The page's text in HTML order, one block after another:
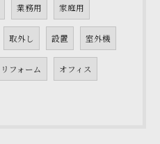
業務用 家庭用
取外し 設置 室外機
リフォーム オフィス